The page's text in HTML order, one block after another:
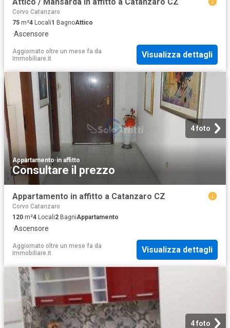
Corvo Catanzaro
75 m²4 Locali1 BagnoAttico
·Ascensore
Aggiornato oltre un mese fa da
Immobiliare.it
Visualizza dettagli
4 foto
Appartamento·in affitto
Consultare il prezzo
Appartamento in affitto a Catanzaro CZ
Corvo Catanzaro
120 m²4 Locali2 BagniAppartamento
·Ascensore
Aggiornato oltre un mese fa da
Immobiliare.it
Visualizza dettagli
4 foto